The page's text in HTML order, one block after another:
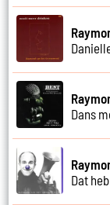
Dans
Dat